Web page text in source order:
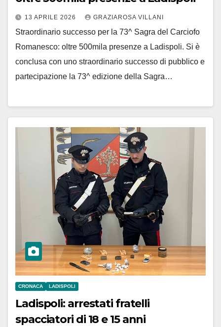
13 APRILE 2026 GRAZIAROSA VILLANI
Straordinario successo per la 73^ Sagra del Carciofo
Romanesco: oltre 500mila presenze a Ladispoli. Si è
conclusa con uno straordinario successo di pubblico e
partecipazione la 73^ edizione della Sagra…
CRONACA LADISPOLI
Ladispoli: arrestati fratelli
spacciatori di 18 e 15 anni